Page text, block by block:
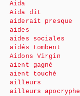
Aida
Aida dit
aiderait presque
aides
aides sociales
aidés tombent
Aidons Virgin
aient gagné
aient touché
ailleurs
ailleurs apocryphe